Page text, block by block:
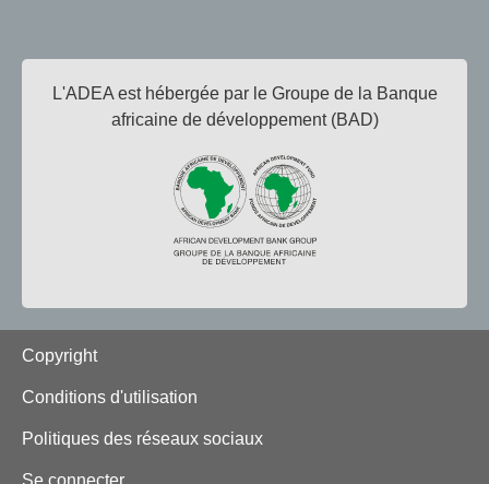
L'ADEA est hébergée par le Groupe de la Banque
africaine de développement (BAD)
Footer
Copyright
Conditions d'utilisation
Politiques des réseaux sociaux
Se connecter